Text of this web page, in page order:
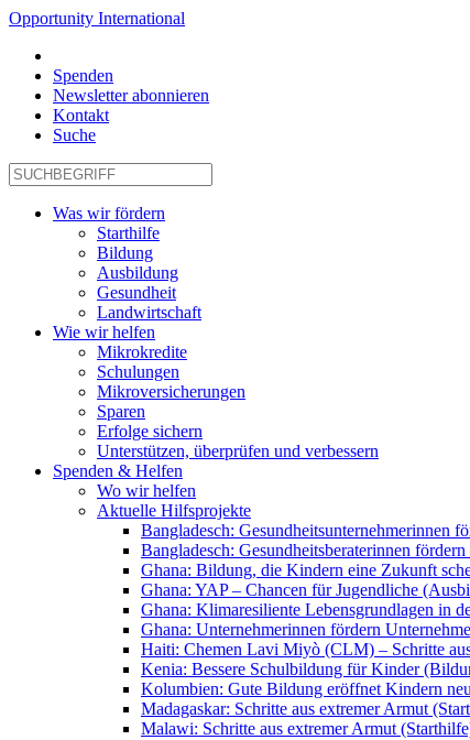
Opportunity International
Spenden
Newsletter abonnieren
Kontakt
Suche
Was wir fördern
Starthilfe
Bildung
Ausbildung
Gesundheit
Landwirtschaft
Wie wir helfen
Mikrokredite
Schulungen
Mikroversicherungen
Sparen
Erfolge sichern
Unterstützen, überprüfen und verbessern
Spenden & Helfen
Wo wir helfen
Aktuelle Hilfsprojekte
Bangladesch: Gesundheitsunternehmerinnen
Bangladesch: Gesundheitsberaterinnen
Ghana: Bildung, die Kindern eine Zukunft
Ghana: YAP – Chancen für Jugendliche
Ghana: Klimaresiliente Lebensgrundlagen in
Ghana: Unternehmerinnen fördern
Haiti: Chemen Lavi Miyò (CLM) – Schritte
Kenia: Bessere Schulbildung für Kinder
Kolumbien: Gute Bildung eröffnet Kindern
Madagaskar: Schritte aus extremer Armut
Malawi: Schritte aus extremer Armut